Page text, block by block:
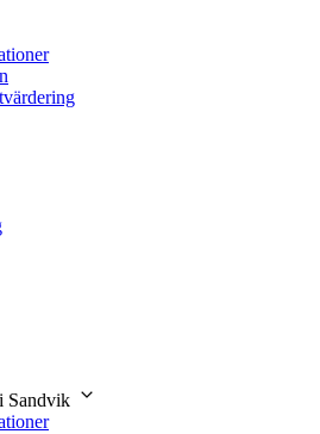
Sandvik